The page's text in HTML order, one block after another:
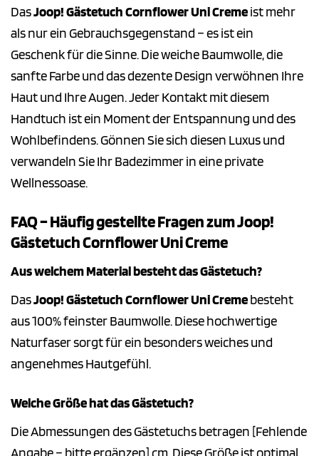
DasJoop! Gästetuch Cornflower Uni Cremeist mehr
als nur ein Gebrauchsgegenstand – es ist ein
Geschenk für die Sinne. Die weiche Baumwolle, die
sanfte Farbe und das dezente Design verwöhnen Ihre
Haut und Ihre Augen. Jeder Kontakt mit diesem
Handtuch ist ein Moment der Entspannung und des
Wohlbefindens. Gönnen Sie sich diesen Luxus und
verwandeln Sie Ihr Badezimmer in eine private
Wellnessoase.
FAQ – Häufig gestellte Fragen zum Joop!
Gästetuch Cornflower Uni Creme
Aus welchem Material besteht das Gästetuch?
DasJoop! Gästetuch Cornflower Uni Cremebesteht
aus 100% feinster Baumwolle. Diese hochwertige
Naturfaser sorgt für ein besonders weiches und
angenehmes Hautgefühl.
Welche Größe hat das Gästetuch?
Die Abmessungen des Gästetuchs betragen [Fehlende
Angabe – bitte ergänzen] cm. Diese Größe ist optimal